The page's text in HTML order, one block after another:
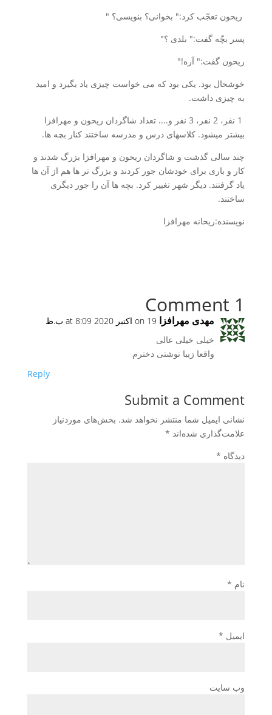
ریحون تعجّب کرد:" بخوانی؟ بنویسی؟ "
پسر بچّه گفت:" بلدی ؟"
ریحون گفت:" آره!"
خوشحال بود. یکی بود که می خواست چیزی یاد بگیرد و امید
به چیزی داشت.
1 نفر، 2 نفر، 3 نفر و.... تعداد شاگردان ریحون و مهرافزا
بیشتر می­شود. کلاس­های درس و مدرسه ساختند کنار بچه­ ها.
چند سالی ­گذشت و شاگردان ریحون و مهرافزا بزرگ شدند و
کار و باری برای خودشان جور کردند و بزرگ تر ها هم از آن ها
یاد گرفتند. دیگر شهر تغییر کرد. بچه ها آن را جور دیگری
ساختند.
نویسنده:ریحانه مهرافزا
1 Comment
مهدی مهرافزا on 19 اکتبر 2020 at 8:09 ب.ظ
خیلی خیلی عالی
واقعا زیبا نوشتی دخترم
Reply
Submit a Comment
نشانی ایمیل شما منتشر نخواهد شد. بخش‌های موردنیاز
علامت‌گذاری شده‌اند *
دیدگاه *
نام *
ایمیل *
وب‌ سایت